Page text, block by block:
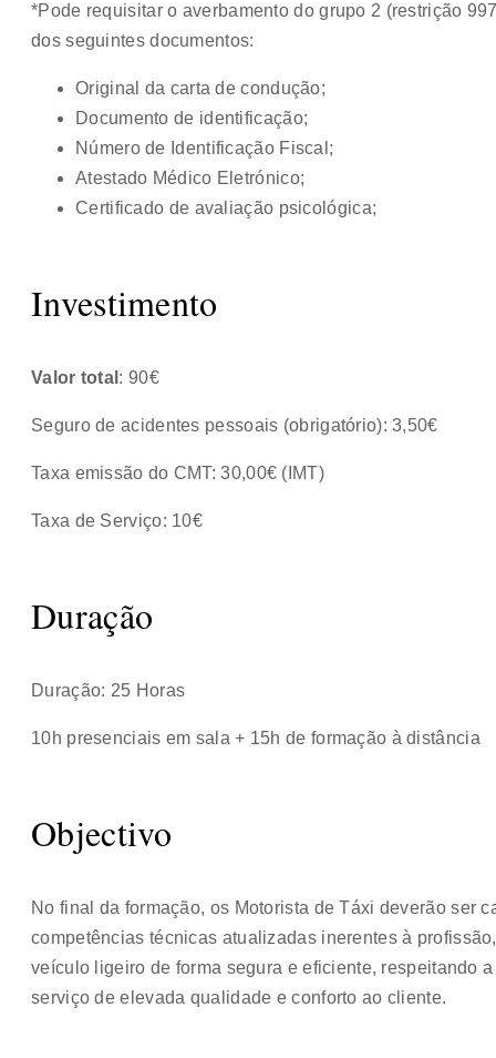
*Pode requisitar o averbamento do grupo 2 (restrição
dos seguintes documentos:
Original da carta de condução;
Documento de identificação;
Número de Identificação Fiscal;
Atestado Médico Eletrónico;
Certificado de avaliação psicológica;
Investimento
Valor total : 90€
Seguro de acidentes pessoais (obrigatório): 3,50€
Taxa emissão do CMT: 30,00€ (IMT)
Taxa de Serviço: 10€
Duração
Duração: 25 Horas
10h presenciais em sala + 15h de formação à distância
Objectivo
No final da formação, os Motorista de Táxi deverão ser
competências técnicas atualizadas inerentes à
veículo ligeiro de forma segura e eficiente, respeitando
serviço de elevada qualidade e conforto ao cliente.